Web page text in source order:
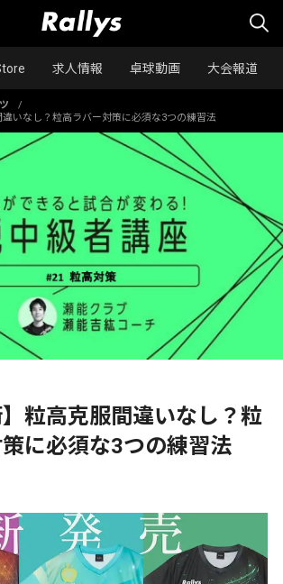
求人情報 卓球動画 大会報道
/
違いなし？粒高ラバー対策に必須な3つの練習法
】粒高克服間違いなし？粒
に必須な3つの練習法